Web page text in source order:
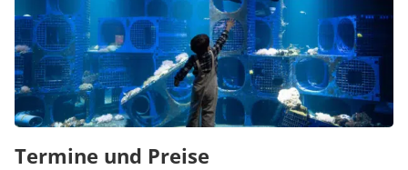
Termine und Preise